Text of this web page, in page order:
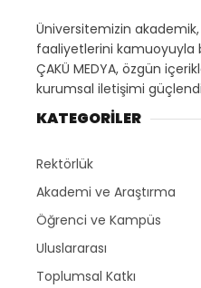
Üniversitemizin
faaliyetlerini kamuoyuyla
ÇAKÜ MEDYA, özgün
kurumsal iletişimi
KATEGORİLER
Rektörlük
Akademi ve Araştırma
Öğrenci ve Kampüs
Uluslararası
Toplumsal Katkı